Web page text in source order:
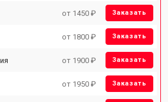
от 1450 ₽ Заказать
от 1800 ₽ Заказать
от 1900 ₽ Заказать
от 1950 ₽ Заказать